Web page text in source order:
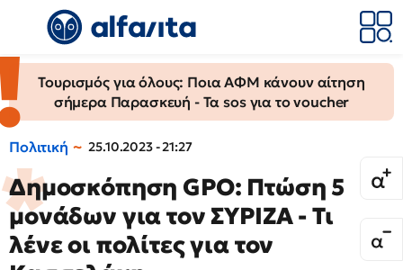
Τουρισμός για όλους: Ποια ΑΦΜ κάνουν αίτηση
σήμερα Παρασκευή - Τα sos για το voucher
Πολιτική 25.10.2023 - 21:27
Δημοσκόπηση GPO: Πτώση 5
μονάδων για τον ΣΥΡΙΖΑ - Τι
λένε οι πολίτες για τον